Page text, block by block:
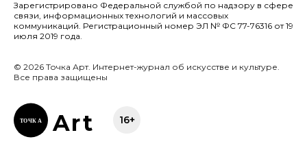
Зарегистрировано Федеральной службой по надзору в сфере
связи, информационных технологий и массовых
коммуникаций. Регистрационный номер ЭЛ № ФС 77-76316 от 19
июля 2019 года.
© 2026 Точка Арт. Интернет-журнал об искусстве и культуре.
Все права защищены
ТОЧК А Art 16+